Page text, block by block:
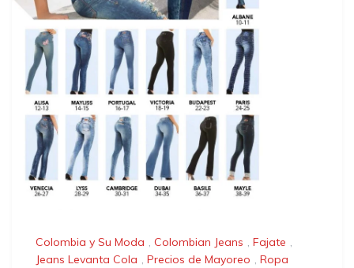
Colombia y Su Moda , Colombian Jeans , Fajate ,
Jeans Levanta Cola , Precios de Mayoreo , Ropa